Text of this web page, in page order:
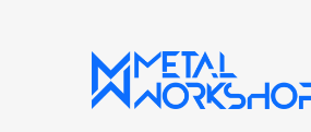
contenu